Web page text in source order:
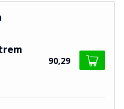
90,29